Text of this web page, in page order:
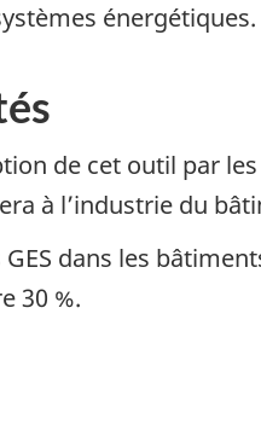
énergétiques.
de cet outil par
à l’industrie du
dans les
30 %.